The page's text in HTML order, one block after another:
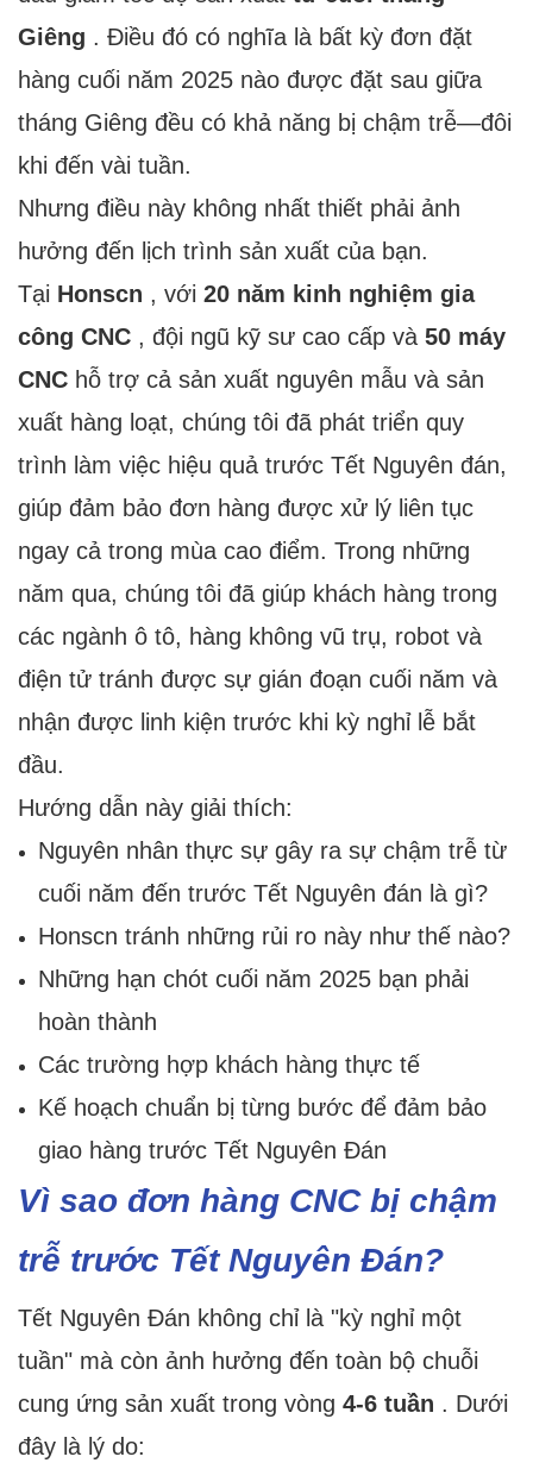
Giêng . Điều đó có nghĩa là bất kỳ đơn đặt
hàng cuối năm 2025 nào được đặt sau giữa
tháng Giêng đều có khả năng bị chậm trễ—đôi
khi đến vài tuần.
Nhưng điều này không nhất thiết phải ảnh
hưởng đến lịch trình sản xuất của bạn.
Tại Honscn , với 20 năm kinh nghiệm gia
công CNC , đội ngũ kỹ sư cao cấp và 50 máy
CNC hỗ trợ cả sản xuất nguyên mẫu và sản
xuất hàng loạt, chúng tôi đã phát triển quy
trình làm việc hiệu quả trước Tết Nguyên đán,
giúp đảm bảo đơn hàng được xử lý liên tục
ngay cả trong mùa cao điểm. Trong những
năm qua, chúng tôi đã giúp khách hàng trong
các ngành ô tô, hàng không vũ trụ, robot và
điện tử tránh được sự gián đoạn cuối năm và
nhận được linh kiện trước khi kỳ nghỉ lễ bắt
đầu.
Hướng dẫn này giải thích:
Nguyên nhân thực sự gây ra sự chậm trễ từ
cuối năm đến trước Tết Nguyên đán là gì?
Honscn tránh những rủi ro này như thế nào?
Những hạn chót cuối năm 2025 bạn phải
hoàn thành
Các trường hợp khách hàng thực tế
Kế hoạch chuẩn bị từng bước để đảm bảo
giao hàng trước Tết Nguyên Đán
Vì sao đơn hàng CNC bị chậm
trễ trước Tết Nguyên Đán?
Tết Nguyên Đán không chỉ là "kỳ nghỉ một
tuần" mà còn ảnh hưởng đến toàn bộ chuỗi
cung ứng sản xuất trong vòng 4-6 tuần . Dưới
đây là lý do: